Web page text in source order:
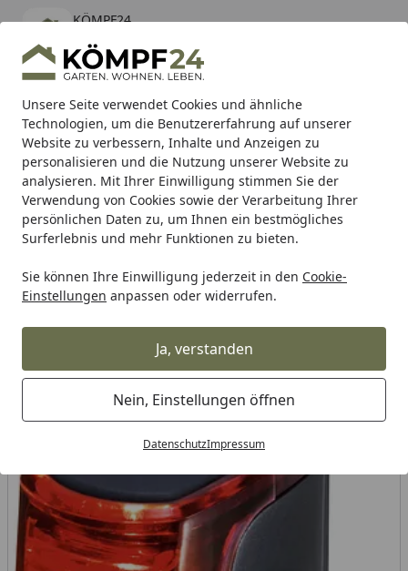
Unsere Seite verwendet Cookies und ähnliche
Technologien, um die Benutzererfahrung auf unserer
Website zu verbessern, Inhalte und Anzeigen zu
personalisieren und die Nutzung unserer Website zu
analysieren. Mit Ihrer Einwilligung stimmen Sie der
Verwendung von Cookies sowie der Verarbeitung Ihrer
persönlichen Daten zu, um Ihnen ein bestmögliches
Surferlebnis und mehr Funktionen zu bieten.
Sie können Ihre Einwilligung jederzeit in den Cookie-
Einstellungen anpassen oder widerrufen.
Ja, verstanden
Nein, Einstellungen öffnen
DatenschutzImpressum
KÖMPF24
kostenlos - Im App Store
Hotline
Alle Produkte
Mein Konto
Suchen
Karibu Pools inkl. gratis Sandfilteranlage & Pool-
Starterset (Gesamtwert bis 468,99€)
Startseite
Auto & Zweirad Fahrradzubehör & Fahrradbedarf
Sigma Sport Rücklicht Infinity